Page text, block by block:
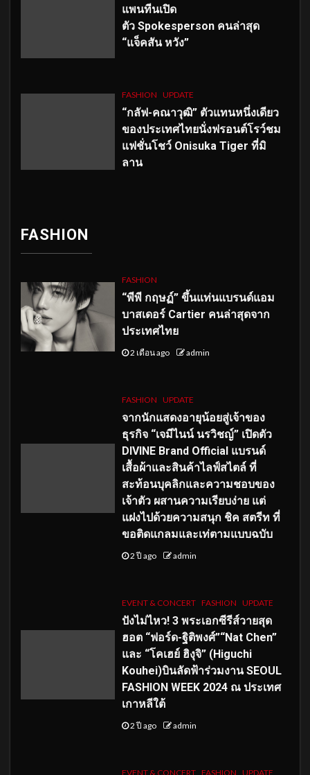
แพนทีนเปิด
ตัว Spokesperson คนล่าสุด
“แจ็คสัน หวัง”
FASHION UPDATE
“กลัฟ-คณาวุฒิ” ตัวแทนหนึ่งเดียว
ของประเทศไทยนั่งฟรอนต์โรว์ชม
แฟชั่นโชว์ Onisuka Tiger ที่มิ
ลาน
FASHION
FASHION
“พีพี กฤษฏ์” ขึ้นแท่นแบรนด์แอม
บาสเดอร์ Cartier คนล่าสุดจาก
ประเทศไทย
2 เดือน ago admin
FASHION UPDATE
จากนักแสดงอายุน้อยสู่เจ้าของ
ธุรกิจ “เจมีไนน์ นรวิชญ์” เปิดตัว
DIVINE Brand Official แบรนด์
เสื้อผ้าและสินค้าไลฟ์สไตล์ ที่
สะท้อนบุคลิกและความชอบของ
เจ้าตัว ผสานความเรียบง่าย แต่
แฝงไปด้วยความสนุก ชิค สตรีท ที่
ขอติดแกลมและเท่ตามแบบฉบับ
2 ปี ago admin
EVENT & CONCERT FASHION UPDATE
ปังไม่ไหว! 3 พระเอกซีรีส์วายสุด
ฮอต “ฟอร์ด-ฐิติพงศ์”“Nat Chen”
และ “โคเฮย์ ฮิงุจิ” (Higuchi
Kouhei)บินลัดฟ้าร่วมงาน SEOUL
FASHION WEEK 2024 ณ ประเทศ
เกาหลีใต้
2 ปี ago admin
EVENT & CONCERT FASHION UPDATE